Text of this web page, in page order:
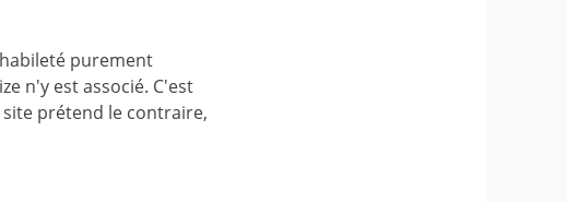
purement
n'y est associé. C'est
prétend le contraire,